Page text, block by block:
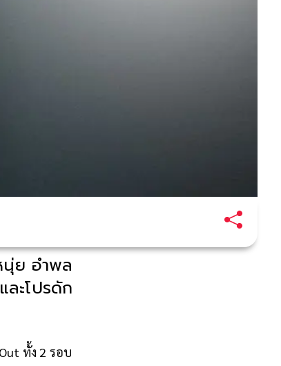
นุ่ย อำพล
ะโปรดัก
ทั้ง 2 รอบ